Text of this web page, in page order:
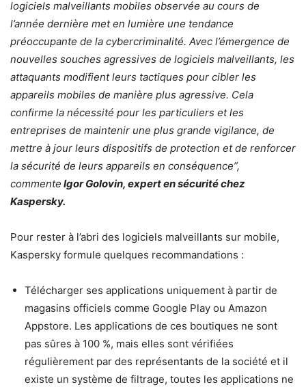
logiciels malveillants mobiles observée au cours de
l’année dernière met en lumière une tendance
préoccupante de la cybercriminalité. Avec l’émergence de
nouvelles souches agressives de logiciels malveillants, les
attaquants modifient leurs tactiques pour cibler les
appareils mobiles de manière plus agressive. Cela
confirme la nécessité pour les particuliers et les
entreprises de maintenir une plus grande vigilance, de
mettre à jour leurs dispositifs de protection et de renforcer
la sécurité de leurs appareils en conséquence”,
commente Igor Golovin, expert en sécurité chez
Kaspersky.
Pour rester à l’abri des logiciels malveillants sur mobile,
Kaspersky formule quelques recommandations :
Télécharger ses applications uniquement à partir de
magasins officiels comme Google Play ou Amazon
Appstore. Les applications de ces boutiques ne sont
pas sûres à 100 %, mais elles sont vérifiées
régulièrement par des représentants de la société et il
existe un système de filtrage, toutes les applications ne